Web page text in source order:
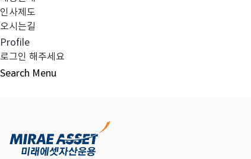
인사제도
오시는길
Profile
로그인 해주세요
Search Menu